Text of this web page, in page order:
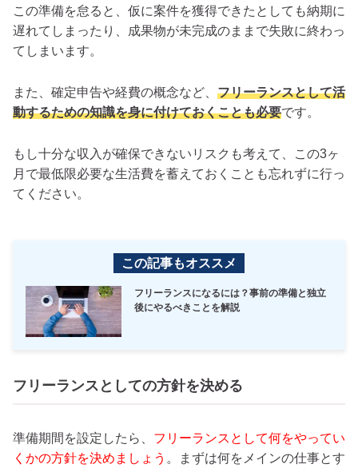
この準備を怠ると、仮に案件を獲得できたとしても納期に
遅れてしまったり、成果物が未完成のままで失敗に終わっ
てしまいます。
また、確定申告や経費の概念など、 フリーランスとして活
動するための知識を身に付けておくことも必要です。
もし十分な収入が確保できないリスクも考えて、この3ヶ
月で最低限必要な生活費を蓄えておくことも忘れずに行っ
てください。
この記事もオススメ
フリーランスになるには？事前の準備と独立
後にやるべきことを解説
フリーランスとしての方針を決める
準備期間を設定したら、 フリーランスとして何をやってい
くかの方針を決めましょう 。まずは何をメインの仕事とす